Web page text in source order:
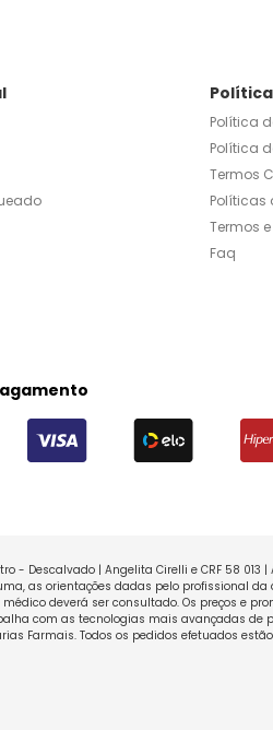
Política
Política
Termos
Políticas
Termos e
Faq
- Descalvado | Angelita Cirelli e CRF 58
as orientações dadas pelo profissional
deverá ser consultado. Os preços e
com as tecnologias mais avançadas de
Farmais. Todos os pedidos efetuados